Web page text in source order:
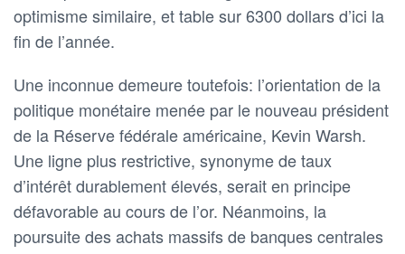
optimisme similaire, et table sur 6300 dollars d’ici la
fin de l’année.
Une inconnue demeure toutefois: l’orientation de la
politique monétaire menée par le nouveau président
de la Réserve fédérale américaine, Kevin Warsh.
Une ligne plus restrictive, synonyme de taux
d’intérêt durablement élevés, serait en principe
défavorable au cours de l’or. Néanmoins, la
poursuite des achats massifs de banques centrales